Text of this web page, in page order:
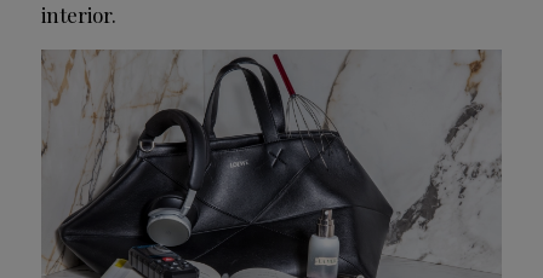
interior.